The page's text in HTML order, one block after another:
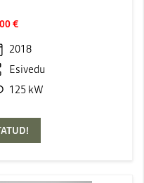
€
2018
Esivedu
125 kW